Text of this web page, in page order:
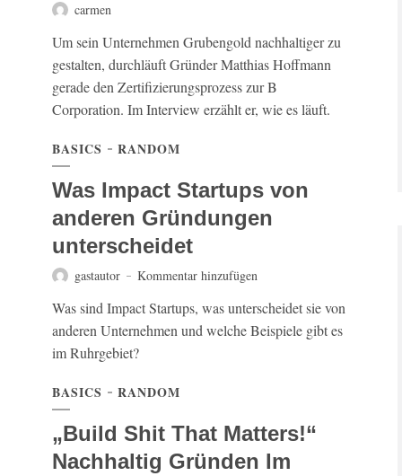
carmen
Um sein Unternehmen Grubengold nachhaltiger zu
gestalten, durchläuft Gründer Matthias Hoffmann
gerade den Zertifizierungsprozess zur B
Corporation. Im Interview erzählt er, wie es läuft.
BASICS RANDOM
Was Impact Startups von
anderen Gründungen
unterscheidet
gastautor Kommentar hinzufügen
Was sind Impact Startups, was unterscheidet sie von
anderen Unternehmen und welche Beispiele gibt es
im Ruhrgebiet?
BASICS RANDOM
„Build Shit That Matters!“
Nachhaltig Gründen Im